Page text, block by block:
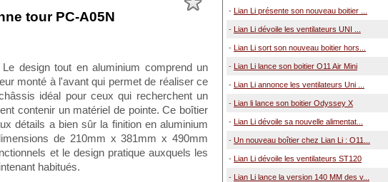
tour PC-A05N
design tout en aluminium comprend un
monté à l'avant qui permet de réaliser ce
idéal pour ceux qui recherchent un
contenir un matériel de pointe. Ce boîtier
détails a bien sûr la finition en aluminium
de 210mm x 381mm x 490mm
et le design pratique auxquels les
habitués.
- Lian Li présente son nouveau boitier ...
- Lian Li dévoile les ventilateurs UNI ...
- Lian Li sort son nouveau boitier hors...
- Lian Li lance son boitier O11 Air Mini
- Lian Li annonce les ventilateurs Uni ...
- Lian li lance son boitier Odyssey X
- Lian Li dévoile sa nouvelle alimentat...
- Un nouveau boîtier chez Lian Li : O11...
- Lian Li dévoile les ventilateurs ST120
- Lian Li lance la version 140 MM des v...